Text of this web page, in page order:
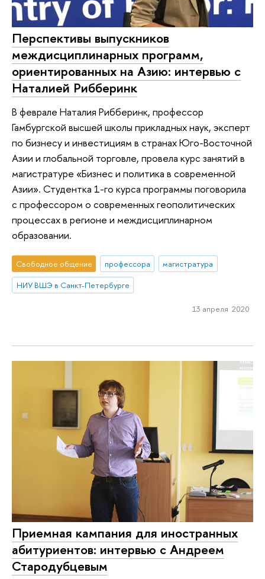
Перспективы выпускников
междисциплинарных программ,
ориентированных на Азию: интервью с
Наталией Рибберинк
В феврале Наталия Рибберинк, профессор
Гамбургской высшей школы прикладных наук, эксперт
по бизнесу и инвестициям в странах Юго-Восточной
Азии и глобальной торговле, провела курс занятий в
магистратуре «Бизнес и политика в современной
Азии». Студентка 1-го курса программы поговорила
с профессором о современных геополитических
процессах в регионе и междисциплинарном
образовании.
Свободное общение профессора
магистратура
НИУ ВШЭ в Санкт-Петербурге
13 апреля 2020
Приемная кампания для иностранных
абитуриентов: интервью с Андреем
Стародубцевым